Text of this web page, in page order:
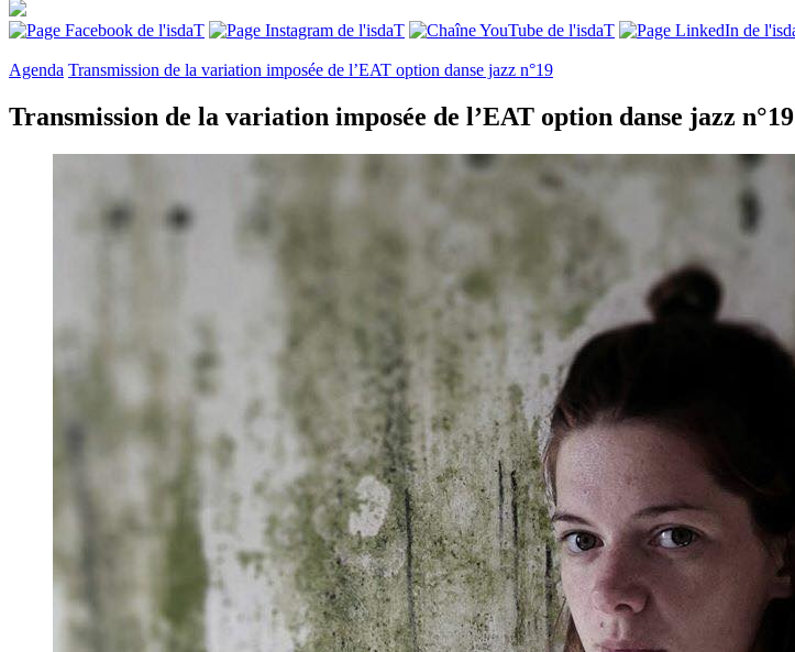
Agenda Transmission de la variation imposée de l’EAT option danse jazz n°19
Transmission de la variation imposée de l’EAT option danse jazz n°19